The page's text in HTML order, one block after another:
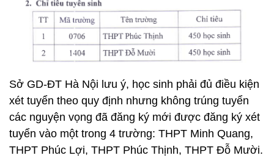
Sở GD-ĐT Hà Nội lưu ý, học sinh phải đủ điều kiện
xét tuyển theo quy định nhưng không trúng tuyển
các nguyện vọng đã đăng ký mới được đăng ký xét
tuyển vào một trong 4 trường: THPT Minh Quang,
THPT Phúc Lợi, THPT Phúc Thịnh, THPT Đỗ Mười.